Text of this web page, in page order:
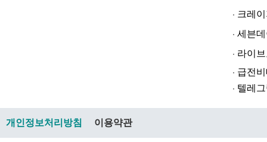
크레이지
세븐데이
라­이브토­
급전비대면
텔레그램
개인정보처리방침 이용약관